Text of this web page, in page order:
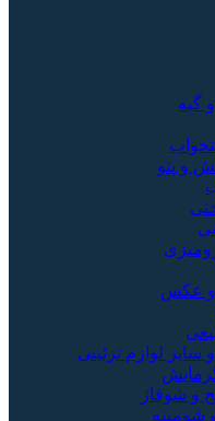
گبه
و پتو
و عکس
لوازم تزئینی
و شوفاژ
شومینه